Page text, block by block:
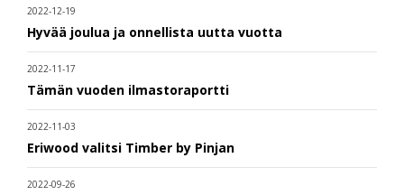
2022-12-19
Hyvää joulua ja onnellista uutta vuotta
2022-11-17
Tämän vuoden ilmastoraportti
2022-11-03
Eriwood valitsi Timber by Pinjan
2022-09-26